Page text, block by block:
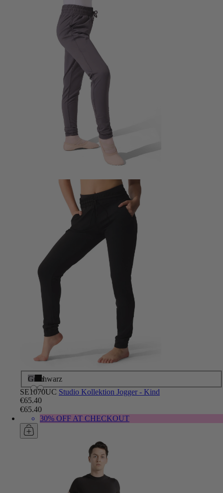
GrauSchwarz
SE1070UC Studio Kollektion Jogger - Kind
€65.40
€65.40
30% OFF AT CHECKOUT